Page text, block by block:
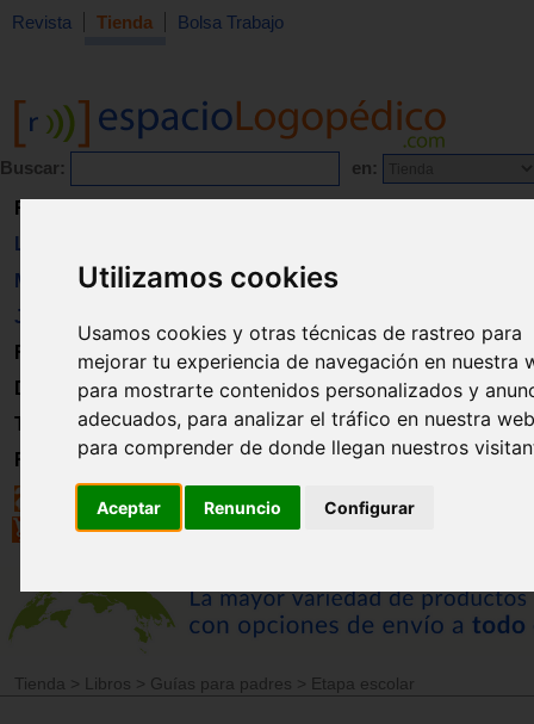
Utilizamos cookies
Usamos cookies y otras técnicas de rastreo para
mejorar tu experiencia de navegación en nuestra
para mostrarte contenidos personalizados y
adecuados, para analizar el tráfico en nuestra
para comprender de donde llegan nuestros
Aceptar Renuncio Configurar
Revista Tienda Bolsa Trabajo
Buscar: en:
Revista
Libros
Material
Juguetes
Formación
Directorio
Trabajo
Registro
Tienda > Libros > Guías para padres > Etapa escolar